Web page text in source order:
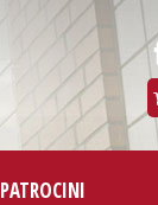
PATROCINI